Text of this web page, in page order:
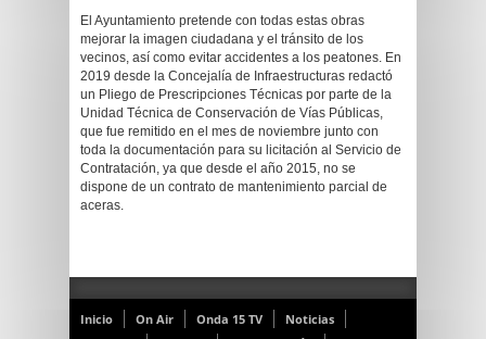
El Ayuntamiento pretende con todas estas obras
mejorar la imagen ciudadana y el tránsito de los
vecinos, así como evitar accidentes a los peatones. En
2019 desde la Concejalía de Infraestructuras redactó
un Pliego de Prescripciones Técnicas por parte de la
Unidad Técnica de Conservación de Vías Públicas,
que fue remitido en el mes de noviembre junto con
toda la documentación para su licitación al Servicio de
Contratación, ya que desde el año 2015, no se
dispone de un contrato de mantenimiento parcial de
aceras.
Inicio On Air Onda 15 TV
Noticias